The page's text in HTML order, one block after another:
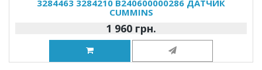
3284463 3284210 В240600000286 ДАТЧИК
CUMMINS
1 960 грн.